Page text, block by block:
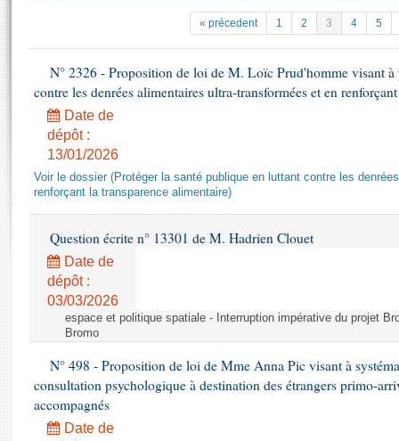
Projets de loi
Propositions de loi
Amendements
Textes adoptés
Rapports d'information
Rapports d'enquête
Rapports législatifs
Rapports sur l'application des lois
Baromètre de l’application des lois
Dossiers législatifs
Questions écrites et orales
Comptes rendus des débats
Documents de référence
( Constitution | Règlement de l'Assemblée ... )
Juniors
Anciennes législatures
Liens vers les sites publics
Contacts et plan d'accès
Photos libres de droit
« précedent 1 2 3 4 5
N° 2326 - Proposition de loi de M. Loïc Prud'homme visant
contre les denrées alimentaires ultra-transformées et en
Date de
dépôt :
13/01/2026
Voir le dossier (Protéger la santé publique en luttant contre les
renforçant la transparence alimentaire)
Question écrite n° 13301 de M. Hadrien Clouet
Date de
dépôt :
03/03/2026
espace et politique spatiale - Interruption impérative du projet
Bromo
N° 498 - Proposition de loi de Mme Anna Pic visant à
consultation psychologique à destination des étrangers primo-
accompagnés
Date de